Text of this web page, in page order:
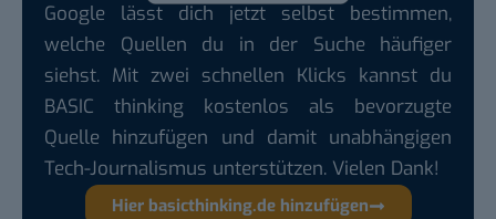
Google lässt dich jetzt selbst bestimmen,
welche Quellen du in der Suche häufiger
siehst. Mit zwei schnellen Klicks kannst du
BASIC thinking kostenlos als bevorzugte
Quelle hinzufügen und damit unabhängigen
Tech-Journalismus unterstützen. Vielen Dank!
Hier basicthinking.de hinzufügen